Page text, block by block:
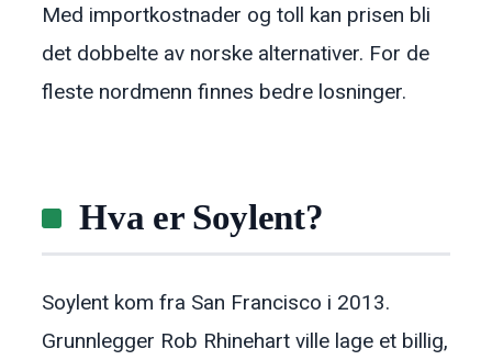
Med importkostnader og toll kan prisen bli
det dobbelte av norske alternativer. For de
fleste nordmenn finnes bedre losninger.
Hva er Soylent?
Soylent kom fra San Francisco i 2013.
Grunnlegger Rob Rhinehart ville lage et billig,